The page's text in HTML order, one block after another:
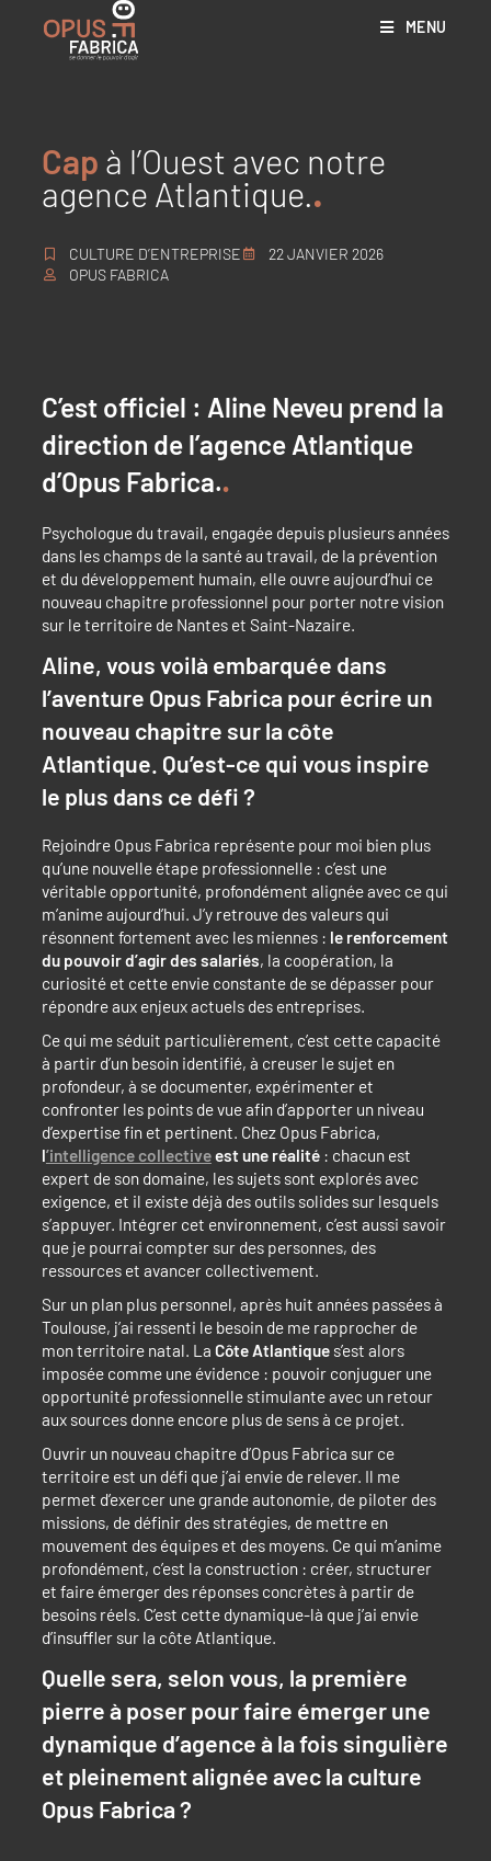
MENU
Cap à l’Ouest avec notre
agence Atlantique.
CULTURE D’ENTREPRISE
22 JANVIER 2026
OPUS FABRICA
C’est officiel : Aline Neveu prend la
direction de l’agence Atlantique
d’Opus Fabrica.
Psychologue du travail, engagée depuis plusieurs années
dans les champs de la santé au travail, de la prévention
et du développement humain, elle ouvre aujourd’hui ce
nouveau chapitre professionnel pour porter notre vision
sur le territoire de Nantes et Saint-Nazaire.
Aline, vous voilà embarquée dans
l’aventure Opus Fabrica pour écrire un
nouveau chapitre sur la côte
Atlantique. Qu’est-ce qui vous inspire
le plus dans ce défi ?
Rejoindre Opus Fabrica représente pour moi bien plus
qu’une nouvelle étape professionnelle : c’est une
véritable opportunité, profondément alignée avec ce qui
m’anime aujourd’hui. J’y retrouve des valeurs qui
résonnent fortement avec les miennes : le renforcement
du pouvoir d’agir des salariés, la coopération, la
curiosité et cette envie constante de se dépasser pour
répondre aux enjeux actuels des entreprises.
Ce qui me séduit particulièrement, c’est cette capacité
à partir d’un besoin identifié, à creuser le sujet en
profondeur, à se documenter, expérimenter et
confronter les points de vue afin d’apporter un niveau
d’expertise fin et pertinent. Chez Opus Fabrica,
l’intelligence collectiveest une réalité: chacun est
expert de son domaine, les sujets sont explorés avec
exigence, et il existe déjà des outils solides sur lesquels
s’appuyer. Intégrer cet environnement, c’est aussi savoir
que je pourrai compter sur des personnes, des
ressources et avancer collectivement.
Sur un plan plus personnel, après huit années passées à
Toulouse, j’ai ressenti le besoin de me rapprocher de
mon territoire natal. La Côte Atlantiques’est alors
imposée comme une évidence : pouvoir conjuguer une
opportunité professionnelle stimulante avec un retour
aux sources donne encore plus de sens à ce projet.
Ouvrir un nouveau chapitre d’Opus Fabrica sur ce
territoire est un défi que j’ai envie de relever. Il me
permet d’exercer une grande autonomie, de piloter des
missions, de définir des stratégies, de mettre en
mouvement des équipes et des moyens. Ce qui m’anime
profondément, c’est la construction : créer, structurer
et faire émerger des réponses concrètes à partir de
besoins réels. C’est cette dynamique-là que j’ai envie
d’insuffler sur la côte Atlantique.
Quelle sera, selon vous, la première
pierre à poser pour faire émerger une
dynamique d’agence à la fois singulière
et pleinement alignée avecla culture
Opus Fabrica?